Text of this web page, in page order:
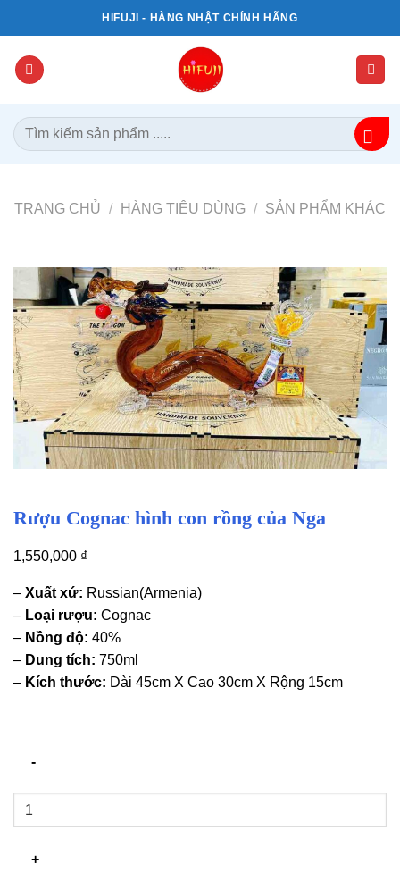
qua
dung
HIFUJI - HÀNG NHẬT CHÍNH HÃNG
Tìm
kiếm:
TRANG CHỦ / HÀNG TIÊU DÙNG / SẢN PHẨM KHÁC
Rượu Cognac hình con rồng của Nga
1,550,000 ₫
– Xuất xứ: Russian(Armenia)
– Loại rượu: Cognac
– Nồng độ: 40%
– Dung tích: 750ml
– Kích thước: Dài 45cm X Cao 30cm X Rộng 15cm
Rượu
con